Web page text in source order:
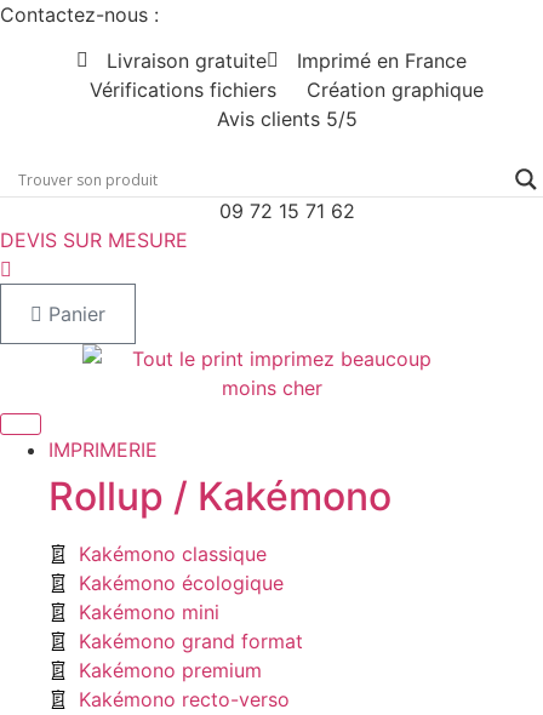
Aller
Contactez-nous :
Livraison gratuite
Imprimé en France
Vérifications fichiers
Création graphique
Avis clients 5/5
09 72 15 71 62
DEVIS SUR MESURE
Panier
IMPRIMERIE
Rollup / Kakémono
Kakémono classique
Kakémono écologique
Kakémono mini
Kakémono grand format
Kakémono premium
Kakémono recto-verso